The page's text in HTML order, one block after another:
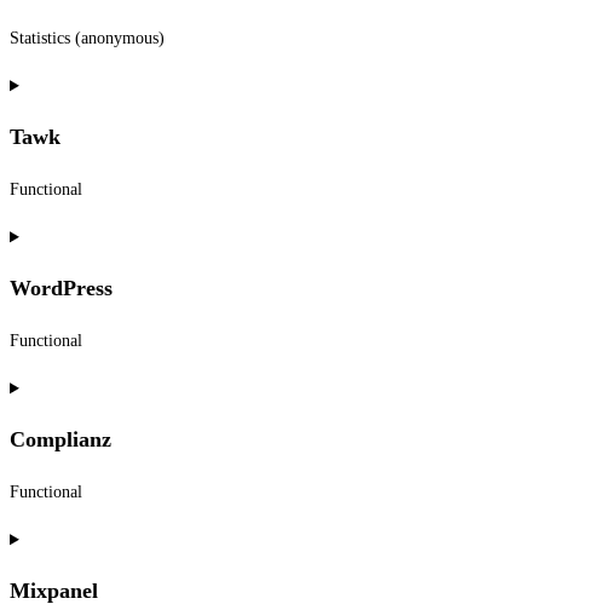
Statistics (anonymous)
Consent
service
Tawk
Functional
Consent
service
WordPress
Functional
Consent
service
Complianz
Functional
Consent
service
Mixpanel